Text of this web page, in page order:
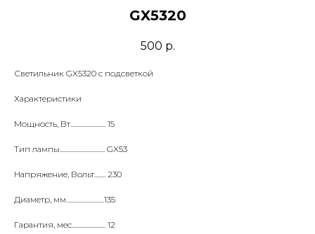
GX5320
500 р.
Светильник GX5320 с подсветкой
Характеристики
Мощность, Вт......................... 15
Тип лампы................................ GX53
Напряжение, Вольт........ 230
Диаметр, мм...........................135
Гарантия, мес........................ 12